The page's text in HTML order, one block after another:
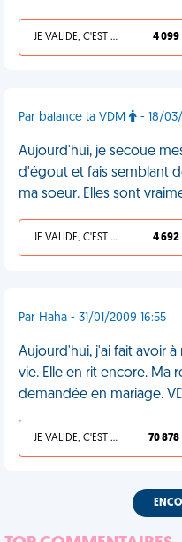
JE VALIDE, C'EST UNE VDM 4 099
Par balance ta VDM - 18/
Aujourd'hui, je secoue
d'égout et fais semblant
ma soeur. Elles sont
JE VALIDE, C'EST UNE VDM 4 692
Par Haha - 31/01/2009 16:55
Aujourd'hui, j'ai fait avoir
vie. Elle en rit encore. Ma
demandée en mariage.
JE VALIDE, C'EST UNE VDM 70 878